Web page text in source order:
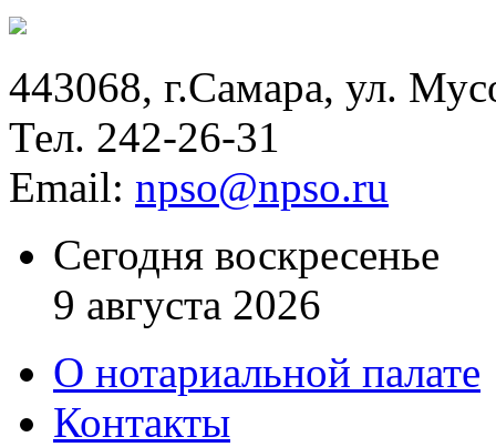
443068, г.Самара, ул.
Тел. 242-26-31
Email: npso@npso.ru
Сегодня воскресенье
9 августа 2026
О нотариальной палате
Контакты